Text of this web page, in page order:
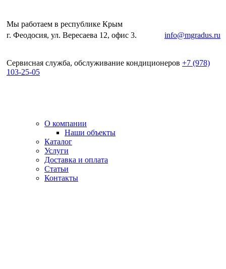
Мы работаем в республике Крым
г. Феодосия, ул. Вересаева 12, офис 3.
info@mgradus.ru
Сервисная служба, обслуживание кондиционеров +7 (978)
103-25-05
О компании
Наши объекты
Каталог
Услуги
Доставка и оплата
Статьи
Контакты